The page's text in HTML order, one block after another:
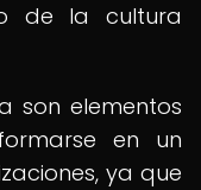
de la cultura
son elementos
en un
ya que